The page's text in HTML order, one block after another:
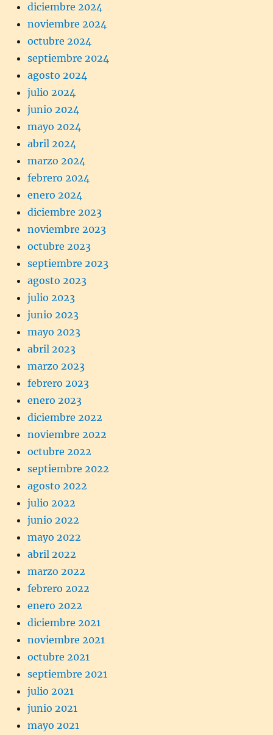
diciembre 2024
noviembre 2024
octubre 2024
septiembre 2024
agosto 2024
julio 2024
junio 2024
mayo 2024
abril 2024
marzo 2024
febrero 2024
enero 2024
diciembre 2023
noviembre 2023
octubre 2023
septiembre 2023
agosto 2023
julio 2023
junio 2023
mayo 2023
abril 2023
marzo 2023
febrero 2023
enero 2023
diciembre 2022
noviembre 2022
octubre 2022
septiembre 2022
agosto 2022
julio 2022
junio 2022
mayo 2022
abril 2022
marzo 2022
febrero 2022
enero 2022
diciembre 2021
noviembre 2021
octubre 2021
septiembre 2021
julio 2021
junio 2021
mayo 2021